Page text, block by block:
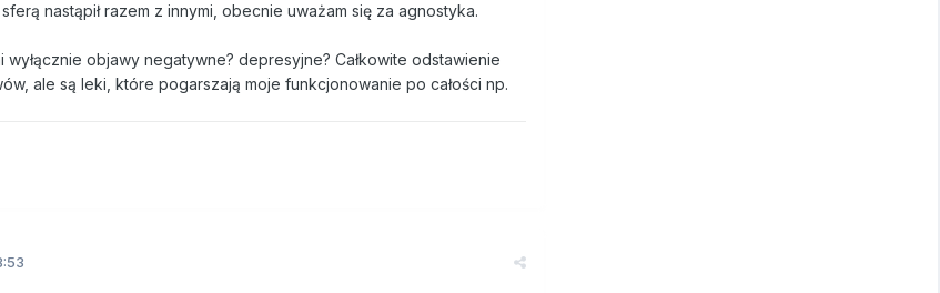
nastąpił razem z innymi, obecnie uważam się za agnostyka.
wyłącznie objawy negatywne? depresyjne? Całkowite odstawienie
ale są leki, które pogarszają moje funkcjonowanie po całości np.